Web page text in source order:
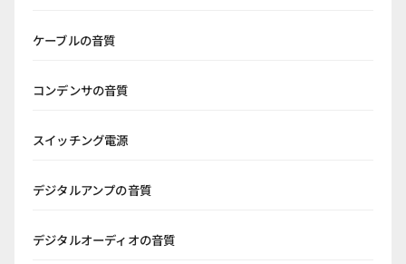
ケーブルの音質
コンデンサの音質
スイッチング電源
デジタルアンプの音質
デジタルオーディオの音質